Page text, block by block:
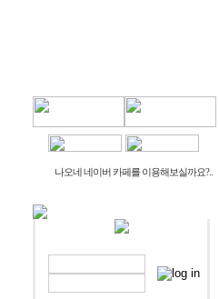
나오네 네이버 카페를 이용해보실까요?..